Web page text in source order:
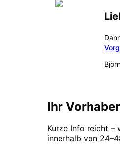
Ihr
Kurze Info reicht –
innerhalb von